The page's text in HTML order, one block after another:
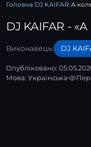
Головна/DJ KAIFAR/А
DJ KAIFAR - «А
Виконавець: DJ
Опубліковано:
Мова: Українська